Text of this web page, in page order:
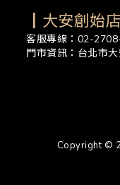
┃大安創始店
客服專線：02-
門市資訊：台北市
Copyright ©